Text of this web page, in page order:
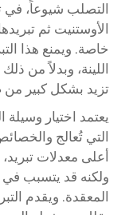
التصلب شيوعاً،
الأوستنيت ثم
خاصة. ويمنع هذا
اللينة، وبدلاً من
تزيد بشكل كبير من
يعتمد اختيار وسيلة
التي تُعالج
أعلى معدلات
ولكنه قد يتسبب
المعقدة. ويقدم